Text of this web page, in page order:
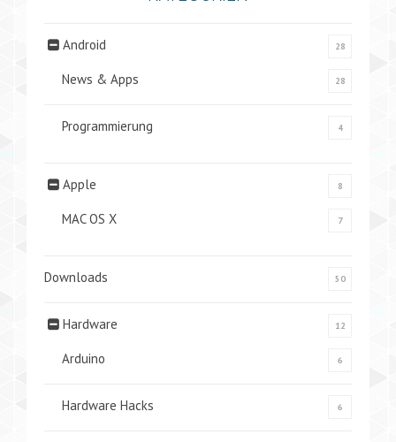
Android 28
News & Apps 28
Programmierung 4
Apple 8
MAC OS X 7
Downloads 50
Hardware 12
Arduino 6
Hardware Hacks 6